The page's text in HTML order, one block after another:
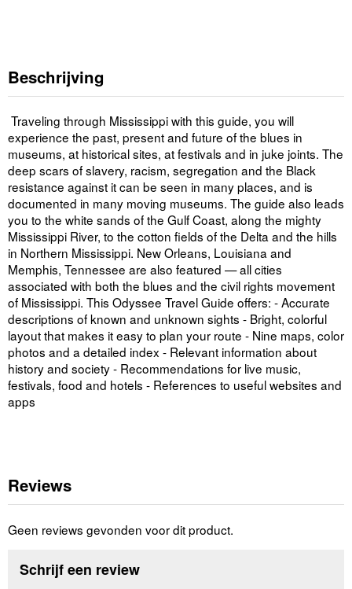
Beschrijving
Traveling through Mississippi with this guide, you will
experience the past, present and future of the blues in
museums, at historical sites, at festivals and in juke joints. The
deep scars of slavery, racism, segregation and the Black
resistance against it can be seen in many places, and is
documented in many moving museums. The guide also leads
you to the white sands of the Gulf Coast, along the mighty
Mississippi River, to the cotton fields of the Delta and the hills
in Northern Mississippi. New Orleans, Louisiana and
Memphis, Tennessee are also featured — all cities
associated with both the blues and the civil rights movement
of Mississippi. This Odyssee Travel Guide offers: - Accurate
descriptions of known and unknown sights - Bright, colorful
layout that makes it easy to plan your route - Nine maps, color
photos and a detailed index - Relevant information about
history and society - Recommendations for live music,
festivals, food and hotels - References to useful websites and
apps
Reviews
Geen reviews gevonden voor dit product.
Schrijf een review